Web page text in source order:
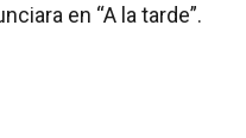
en “A la tarde”.